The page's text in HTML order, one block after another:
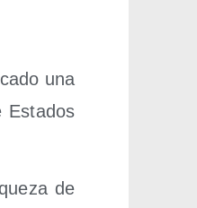
una
Esta­dos
de